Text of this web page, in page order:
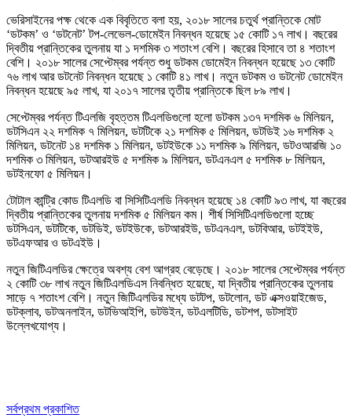
ভেরিসাইনের পক্ষ থেকে এক বিবৃতিতে বলা হয়, ২০১৮ সালের চতুর্থ প্রান্তিকে মোট
‘ডটকম’ ও ‘ডটনেট’ টপ-লেভেল-ডোমেইন নিবন্ধন হয়েছে ১৫ কোটি ১৭ লাখ। বছরের
দ্বিতীয় প্রান্তিকের তুলনায় যা ১ দশমিক ৩ শতাংশ বেশি। বছরের হিসাবে তা ৪ শতাংশ
বেশি। ২০১৮ সালের সেপ্টেম্বর পর্যন্ত শুধু ডটকম ডোমেইন নিবন্ধন হয়েছে ১৩ কোটি
৭৬ লাখ আর ডটনেট নিবন্ধন হয়েছে ১ কোটি ৪১ লাখ। নতুন ডটকম ও ডটনেট ডোমেইন
নিবন্ধন হয়েছে ৯৫ লাখ, যা ২০১৭ সালের তৃতীয় প্রান্তিকে ছিল ৮৯ লাখ।
সেপ্টেম্বর পর্যন্ত টিএলজি বৃহত্তম টিএলডিগুলো হলো ডটকম ১৩৭ দশমিক ৬ মিলিয়ন,
ডটসিএন ২২ দশমিক ৭ মিলিয়ন, ডটটিকে ২১ দশমিক ৫ মিলিয়ন, ডটডিই ১৬ দশমিক ২
মিলিয়ন, ডটনেট ১৪ দশমিক ১ মিলিয়ন, ডটইউকে ১১ দশমিক ৯ মিলিয়ন, ডটওআরজি ১০
দশমিক ৩ মিলিয়ন, ডটআরইউ ৫ দশমিক ৯ মিলিয়ন, ডটএনএল ৫ দশমিক ৮ মিলিয়ন,
ডটইনফো ৫ মিলিয়ন।
টোটাল কান্ট্রি কোড টিএলডি বা সিসিটিএলডি নিবন্ধন হয়েছে ১৪ কোটি ৯৩ লাখ, যা বছরের
দ্বিতীয় প্রান্তিকের তুলনায় দশমিক ৫ মিলিয়ন কম। শীর্ষ সিসিটিএলডিগুলো হচ্ছে
ডটসিএন, ডটটিকে, ডটডিই, ডটইউকে, ডটআরইউ, ডটএনএল, ডটবিআর, ডটইইউ,
ডটএফআর ও ডটএইউ।
নতুন জিটিএলডির ক্ষেত্রে অবশ্য বেশ আগ্রহ বেড়েছে। ২০১৮ সালের সেপ্টেম্বর পর্যন্ত
২ কোটি ৩৮ লাখ নতুন জিটিএলডিএস নিবন্ধিত হয়েছে, যা দ্বিতীয় প্রান্তিকের তুলনায়
সাড়ে ৭ শতাংশ বেশি। নতুন জিটিএলডির মধ্যে ডটটপ, ডটলোন, ডট এক্সওয়াইজেড,
ডটক্লাব, ডটঅনলাইন, ডটভিআইপি, ডটউইন, ডটএলটিডি, ডটশপ, ডটসাইট
উল্লেখযোগ্য।
সর্বপ্রথম প্রকাশিত